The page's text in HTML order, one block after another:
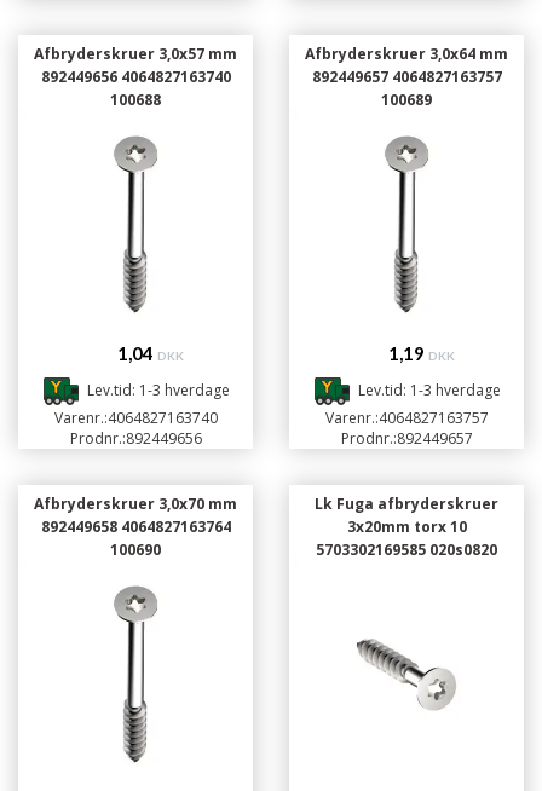
Afbryderskruer 3,0x57 mm
892449656 4064827163740
100688
1,04 DKK
Lev.tid: 1-3 hverdage
Varenr.:4064827163740
Prodnr.:892449656
Afbryderskruer 3,0x64 mm
892449657 4064827163757
100689
1,19 DKK
Lev.tid: 1-3 hverdage
Varenr.:4064827163757
Prodnr.:892449657
Afbryderskruer 3,0x70 mm
892449658 4064827163764
100690
Lk Fuga afbryderskruer
3x20mm torx 10
5703302169585 020s0820